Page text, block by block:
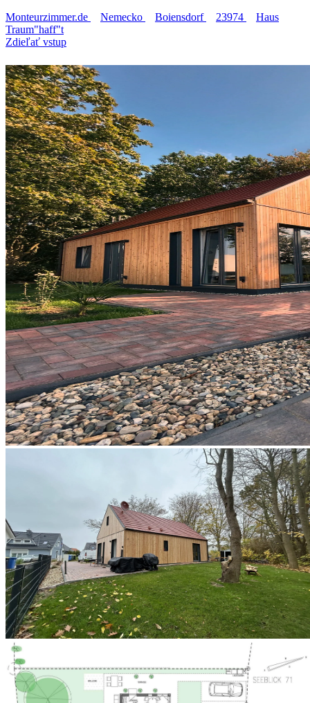
Monteurzimmer.de
Nemecko Boiensdorf 23974
Haus
Traum"haff"t
Zdieľať vstup